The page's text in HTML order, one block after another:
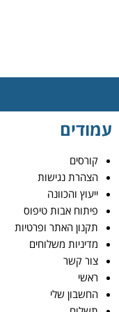
עמודים
קורסים
הצהרת נגישות
ייעוץ והכוונה
פיתוח אבות טיפוס
תקנון האתר ופרטיות
מדיניות משלוחים
צור קשר
ראשי
החשבון שלי